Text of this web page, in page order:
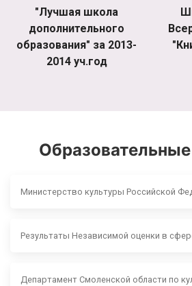
"Лучшая школа
дополнительного
образования" за 2013-
2014 уч.год
Министерство культуры Российской
Результаты Независимой оценки в
Департамент Смоленской области по